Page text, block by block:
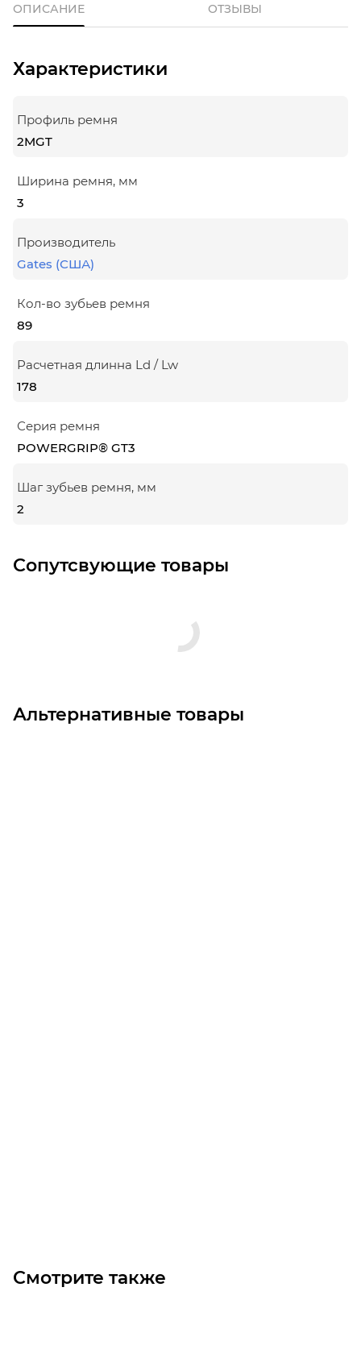
ОПИСАНИЕ ОТЗЫВЫ
Характеристики
Профиль ремня
2MGT
Ширина ремня, мм
3
Производитель
Gates (США)
Кол-во зубьев ремня
89
Расчетная длинна Ld / Lw
178
Серия ремня
POWERGRIP® GT3
Шаг зубьев ремня, мм
2
Сопутсвующие товары
Альтернативные товары
Смотрите также